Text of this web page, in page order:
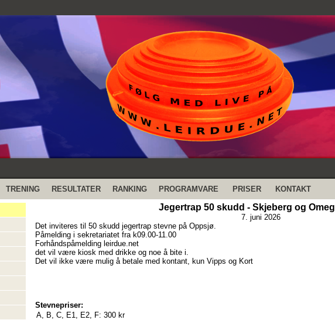
TRENING RESULTATER RANKING PROGRAMVARE PRISER KONTAKT
Jegertrap 50 skudd - Skjeberg og
7. juni 2026
Det inviteres til 50 skudd jegertrap stevne på Oppsjø.
Påmelding i sekretariatet fra k09.00-11.00
Forhåndspåmelding leirdue.net
det vil være kiosk med drikke og noe å bite i.
Det vil ikke være mulig å betale med kontant, kun Vipps og Kort
Stevnepriser:
A, B, C, E1, E2, F: 300 kr